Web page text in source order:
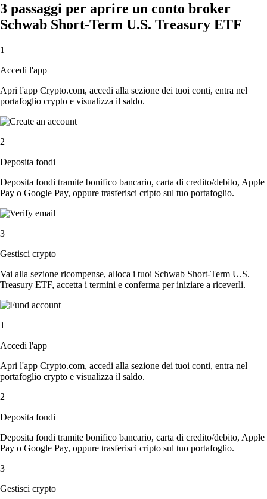
3 passaggi per aprire un conto broker
Schwab Short-Term U.S. Treasury ETF
1
Accedi l'app
Apri l'app Crypto.com, accedi alla sezione dei tuoi conti, entra nel
portafoglio crypto e visualizza il saldo.
2
Deposita fondi
Deposita fondi tramite bonifico bancario, carta di credito/debito, Apple
Pay o Google Pay, oppure trasferisci cripto sul tuo portafoglio.
3
Gestisci crypto
Vai alla sezione ricompense, alloca i tuoi Schwab Short-Term U.S.
Treasury ETF, accetta i termini e conferma per iniziare a riceverli.
1
Accedi l'app
Apri l'app Crypto.com, accedi alla sezione dei tuoi conti, entra nel
portafoglio crypto e visualizza il saldo.
2
Deposita fondi
Deposita fondi tramite bonifico bancario, carta di credito/debito, Apple
Pay o Google Pay, oppure trasferisci cripto sul tuo portafoglio.
3
Gestisci crypto